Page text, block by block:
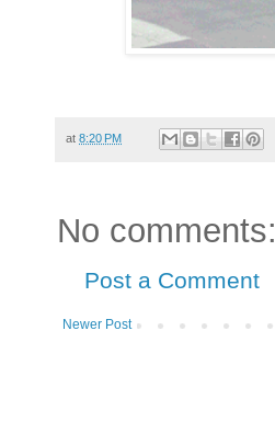
at 8:20 PM
No comments:
Post a Comment
Newer Post